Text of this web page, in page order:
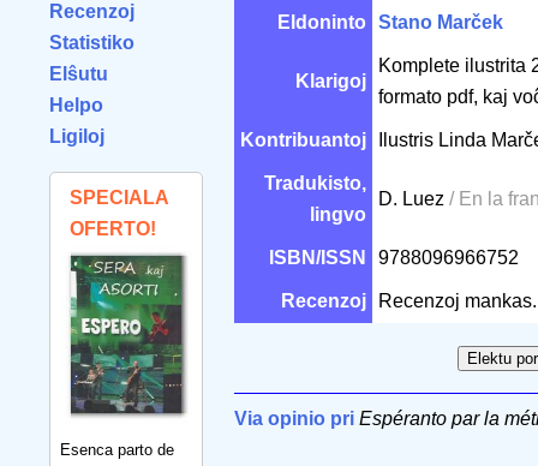
Recenzoj
Statistiko
Elŝutu
Helpo
Ligiloj
SPECIALA
OFERTO!
Esenca parto de
Eldoninto Stano Marček
Klarigoj
Komplete ilustrita
formato pdf, kaj
Kontribuantoj Ilustris Linda
Tradukisto,
lingvo
D. Luez / En la
ISBN/ISSN 9788096966752
Recenzoj Recenzoj mankas.
Via opinio pri Espéranto par la